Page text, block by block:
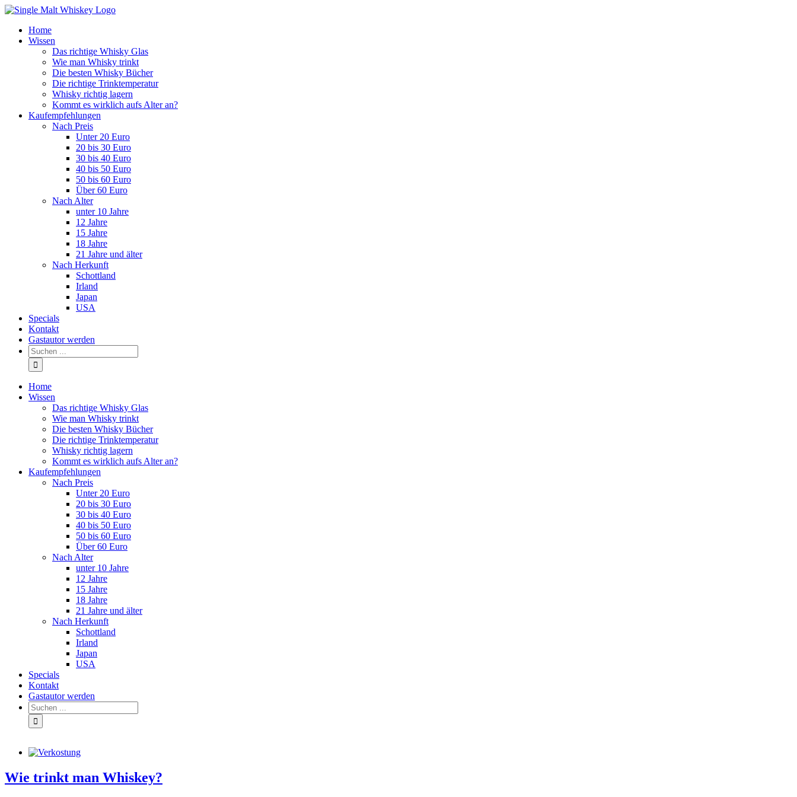
Home
Wissen
Das richtige Whisky Glas
Wie man Whisky trinkt
Die besten Whisky Bücher
Die richtige Trinktemperatur
Whisky richtig lagern
Kommt es wirklich aufs Alter an?
Kaufempfehlungen
Nach Preis
Unter 20 Euro
20 bis 30 Euro
30 bis 40 Euro
40 bis 50 Euro
50 bis 60 Euro
Über 60 Euro
Nach Alter
unter 10 Jahre
12 Jahre
15 Jahre
18 Jahre
21 Jahre und älter
Nach Herkunft
Schottland
Irland
Japan
USA
Specials
Kontakt
Gastautor werden
Home
Wissen
Das richtige Whisky Glas
Wie man Whisky trinkt
Die besten Whisky Bücher
Die richtige Trinktemperatur
Whisky richtig lagern
Kommt es wirklich aufs Alter an?
Kaufempfehlungen
Nach Preis
Unter 20 Euro
20 bis 30 Euro
30 bis 40 Euro
40 bis 50 Euro
50 bis 60 Euro
Über 60 Euro
Nach Alter
unter 10 Jahre
12 Jahre
15 Jahre
18 Jahre
21 Jahre und älter
Nach Herkunft
Schottland
Irland
Japan
USA
Specials
Kontakt
Gastautor werden
Wie trinkt man Whiskey?